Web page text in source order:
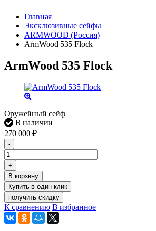
Главная
Эксклюзивные сейфы
ARMWOOD (Россия)
ArmWood 535 Flock
ArmWood 535 Flock
Оружейный сейф
В наличии
270 000 ₽
-
+
В корзину
получить скидку
К сравнению В избранное